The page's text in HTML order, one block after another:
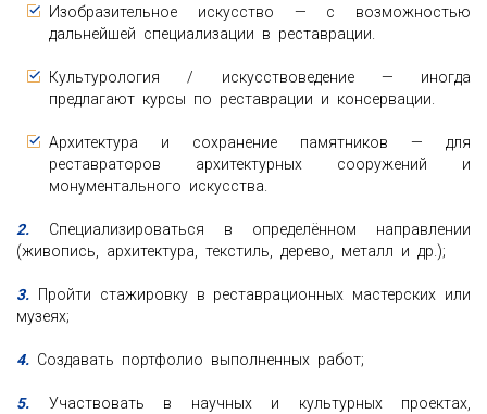
Изобразительное искусство — с возможностью
дальнейшей специализации в реставрации.
Культурология / искусствоведение — иногда
предлагают курсы по реставрации и консервации.
Архитектура и сохранение памятников — для
реставраторов архитектурных сооружений и
монументального искусства.
2. Специализироваться в определённом направлении
(живопись, архитектура, текстиль, дерево, металл и др.);
3. Пройти стажировку в реставрационных мастерских или
музеях;
4. Создавать портфолио выполненных работ;
5. Участвовать в научных и культурных проектах,